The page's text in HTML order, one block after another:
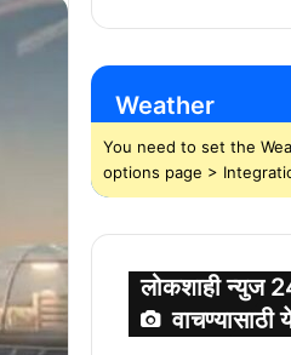
Weather
You need to set the
options page >
लोकशाही न्युज